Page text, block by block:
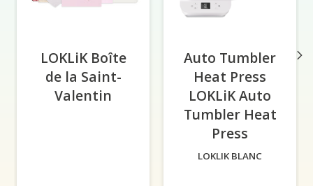
LOKLiK Boîte
de la Saint-
Valentin
Auto Tumbler
Heat Press
LOKLiK Auto
Tumbler Heat
Press
LOKLIK BLANC